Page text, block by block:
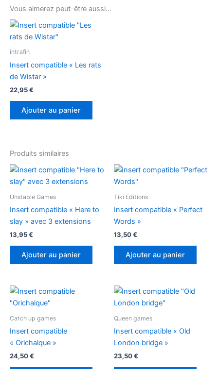
Vous aimerez peut-être aussi…
intrafin
Insert compatible « Les rats
de Wistar »
22,95€
Ajouter au panier
Produits similaires
Unstable Games
Insert compatible « Here to
slay » avec 3 extensions
13,95€
Ajouter au panier
Tiki Editions
Insert compatible « Perfect
Words »
13,50€
Ajouter au panier
Catch up games
Insert compatible
« Orichalque »
24,50€
Queen games
Insert compatible « Old
London bridge »
23,50€